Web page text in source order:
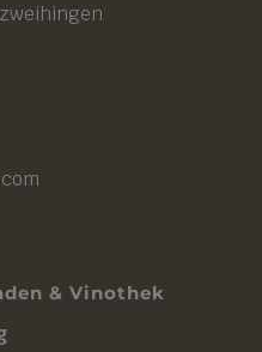
& Vinothek